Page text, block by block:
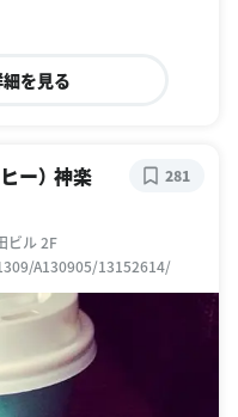
を見る
ー） 神楽
ビル 2F
A130905/13152614/
281